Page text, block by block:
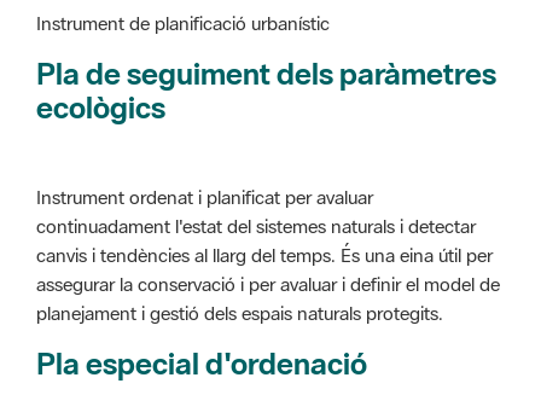
ecològics
Instrument ordenat i planificat per avaluar
assegurar la conservació i per avaluar i definir el model de
planejament i gestió dels espais naturals protegits.
Pla especial d'ordenació
Instrument de planificació urbanístic